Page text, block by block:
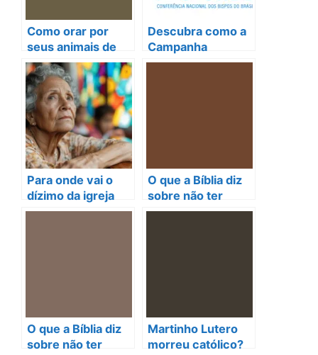
Como orar por
seus animais de
estimação: uma
conexão espiritual
com a fé cristã
Descubra como a
Campanha
Fraternidade 2025
Para onde vai o
dízimo da igreja
católica?
O que a Bíblia diz
sobre não ter
filhos? Reflexões
O que a Bíblia diz
sobre não ter
Martinho Lutero
morreu católico?